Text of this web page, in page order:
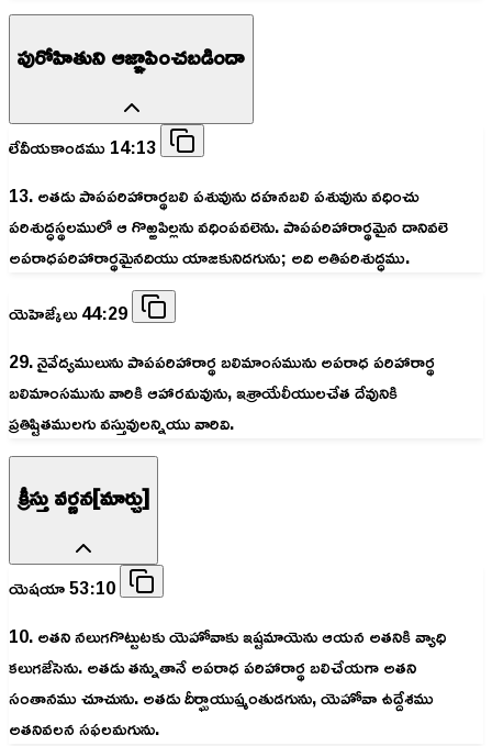
పురోహితుని ఆజ్ఞాపించబడిందా
లేవీయకాండము 14:13
13. అతడు పాపపరిహారార్థబలి పశువును దహనబలి పశువును వధించు
పరిశుద్ధస్థలములో ఆ గొఱ్ఱపిల్లను వధింపవలెను. పాపపరిహారార్థమైన దానివలె
అపరాధపరిహారార్థమైనదియు యాజకునిదగును; అది అతిపరిశుద్ధము.
యెహెజ్కేలు 44:29
29. నైవేద్యములును పాపపరిహారార్థ బలిమాంసమును అపరాధ పరిహారార్థ
బలిమాంసమును వారికి ఆహారమవును, ఇశ్రాయేలీయులచేత దేవునికి
ప్రతిష్టితములగు వస్తువులన్నియు వారివి.
క్రీస్తు వర్ణన[మార్చు]
యెషయా 53:10
10. అతని నలుగగొట్టుటకు యెహోవాకు ఇష్టమాయెను ఆయన అతనికి వ్యాధి
కలుగజేసెను. అతడు తన్నుతానే అపరాధ పరిహారార్థ బలిచేయగా అతని
సంతానము చూచును. అతడు దీర్ఘాయుష్మంతుడగును, యెహోవా ఉద్దేశము
అతనివలన సఫలమగును.